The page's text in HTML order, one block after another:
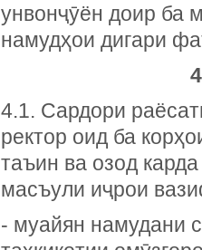
унвонҷӯён доир ба
намудҳои дигари
4.1. Сардори
ректор оид ба
таъин ва озод
масъули иҷрои
- муайян намудани